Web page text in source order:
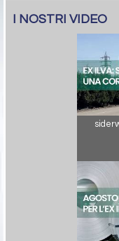
I NOSTRI VIDEO